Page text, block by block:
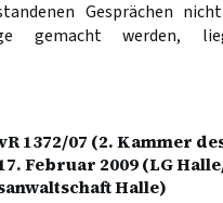
Gesprächen
gemacht werden,
1372/07 (2. Kammer
Februar 2009 (LG
Halle)